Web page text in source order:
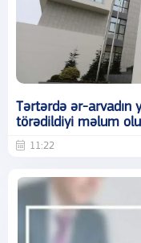
Tərtərdə ər-arvadın
törədildiyi məlum
11:22